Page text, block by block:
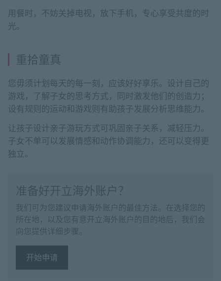
用餐时，不妨关掉电视，放下手机，专心享受共度的时
光。
重拾童真
您毋须计划每天的每一刻，应该好好享乐。设计自己的
游戏，了解子女的思考方式，同时激发他们的创造力；
设有规则的运动和游戏则有助孩子发展分析思维能力。
让孩子设计亲子游玩方式可巩固亲子关系，减轻压力。
子女不单可以发展情感和动作协调能力，还可以变得更
独立。
准备好开立海外账户？
我们可为您建议申请海外账户的最佳方法。在选择您的
所在地，以及您有意开立海外账户的目的地后，我们会
向您提供详细步骤。
开始申请